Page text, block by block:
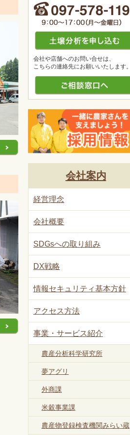
会社や店舗へのお問い合せは、
こちらの連絡先にお願いいたします。
会社案内
経営理念
会社概要
SDGsへの取り組み
DX戦略
情報セキュリティ基本方針
アクセス方法
事業・サービス紹介
農産分析科学研究所
夢アグリ
外商課
米穀事業課
農産物登録検査機関みらい蔵